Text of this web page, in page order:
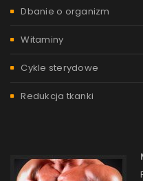
Dbanie o organizm
Witaminy
Cykle sterydowe
Redukcja tkanki